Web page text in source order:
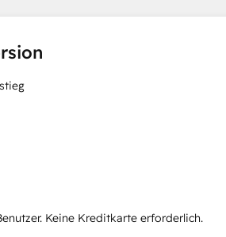
Keine Kreditkarte erforderlich.